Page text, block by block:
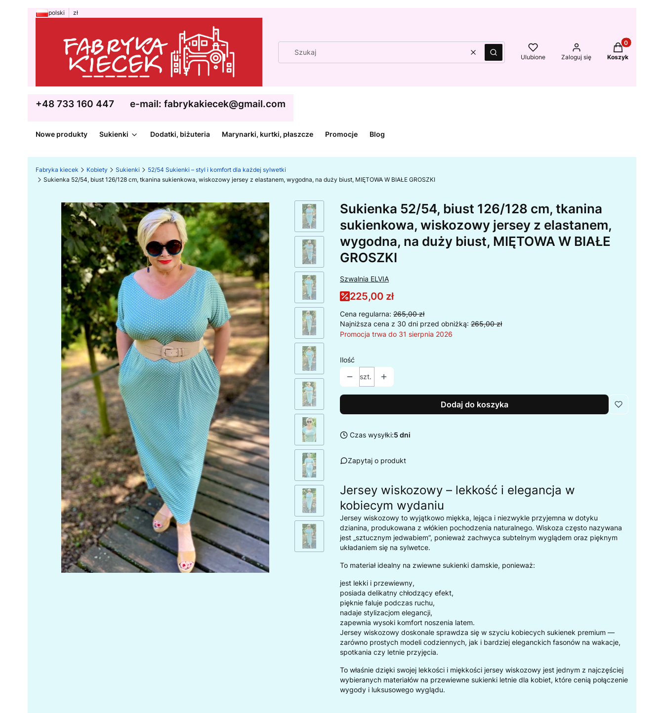
polski zł
WyczyśćSzukaj Ulubione Zaloguj się
Produkty w
Koszyk
+48 733 160 447 e-mail: fabrykakiecek@gmail.com
Nowe produkty Sukienki Dodatki, biżuteria Marynarki, kurtki, płaszcze Promocje Blog
Fabryka kiecek Kobiety Sukienki
52/54 Sukienki – styl i komfort dla każdej sylwetki
Sukienka 52/54, biust 126/128 cm, tkanina sukienkowa, wiskozowy jersey z elastanem, wygodna, na duży biust, MIĘTOWA W BIAŁE GROSZKI
Sukienka 52/54, biust 126/128 cm, tkanina
sukienkowa, wiskozowy jersey z elastanem,
wygodna, na duży biust, MIĘTOWA W BIAŁE
GROSZKI
Szwalnia ELVIA
225,00 zł
Cena regularna: 265,00 zł
Najniższa cena z 30 dni przed obniżką: 265,00 zł
Promocja trwa do 31 sierpnia 2026
Ilość
szt.
Dodaj do koszyka
Czas wysyłki:5 dni
Zapytaj o produkt
Jersey wiskozowy – lekkość i elegancja w
kobiecym wydaniu
Jersey wiskozowy to wyjątkowo miękka, lejąca i niezwykle przyjemna w dotyku
dzianina, produkowana z włókien pochodzenia naturalnego. Wiskoza często nazywana
jest „sztucznym jedwabiem”, ponieważ zachwyca subtelnym wyglądem oraz pięknym
układaniem się na sylwetce.
To materiał idealny na zwiewne sukienki damskie, ponieważ:
jest lekki i przewiewny,
posiada delikatny chłodzący efekt,
pięknie faluje podczas ruchu,
nadaje stylizacjom elegancji,
zapewnia wysoki komfort noszenia latem.
Jersey wiskozowy doskonale sprawdza się w szyciu kobiecych sukienek premium —
zarówno prostych modeli codziennych, jak i bardziej eleganckich fasonów na wakacje,
spotkania czy letnie przyjęcia.
To właśnie dzięki swojej lekkości i miękkości jersey wiskozowy jest jednym z najczęściej
wybieranych materiałów na przewiewne sukienki letnie dla kobiet, które cenią połączenie
wygody i luksusowego wyglądu.